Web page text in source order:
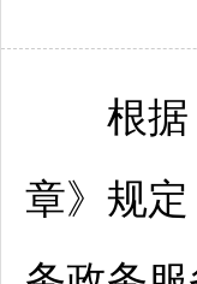
根据
章》规